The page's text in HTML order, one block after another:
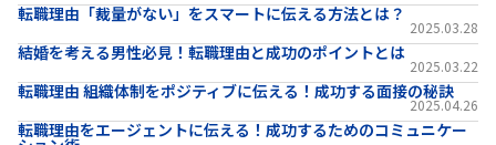
転職理由「裁量がない」をスマートに伝える方法とは？
2025.03.28
結婚を考える男性必見！転職理由と成功のポイントとは
2025.03.22
転職理由 組織体制をポジティブに伝える！成功する面接の秘訣
2025.04.26
転職理由をエージェントに伝える！成功するためのコミュニケー